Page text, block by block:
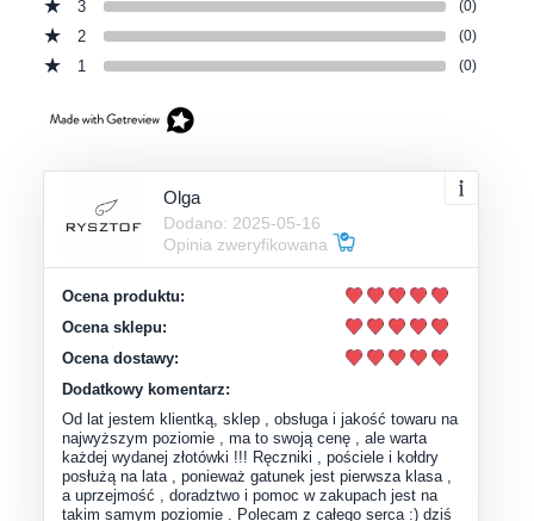
3 (0)
2 (0)
1 (0)
Olga
Dodano: 2025-05-16
Opinia zweryfikowana
Ocena produktu:
Ocena sklepu:
Ocena dostawy:
Dodatkowy komentarz:
Od lat jestem klientką, sklep , obsługa i jakość towaru na
najwyższym poziomie , ma to swoją cenę , ale warta
każdej wydanej złotówki !!! Ręczniki , pościele i kołdry
posłużą na lata , ponieważ gatunek jest pierwsza klasa ,
a uprzejmość , doradztwo i pomoc w zakupach jest na
takim samym poziomie . Polecam z całego serca :) dziś